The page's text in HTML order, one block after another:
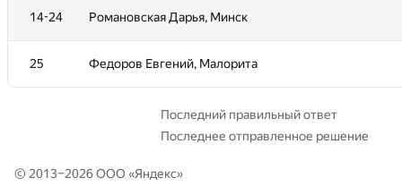
14-24 Романовская Дарья, Минск
25 Федоров Евгений, Малорита
14-24 Романовская Дарья, Минск
25 Федоров Евгений, Малорита
Последний правильный ответ
Последнее отправленное решение
© 2013–2026 ООО «Яндекс»